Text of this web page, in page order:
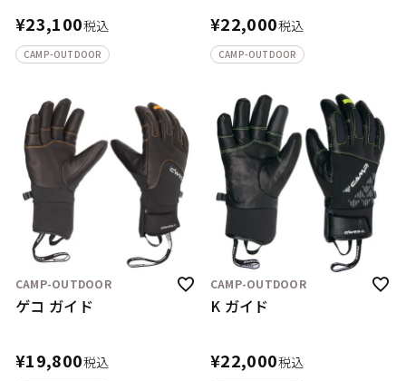
¥23,100税込
CAMP-OUTDOOR
¥22,000税込
CAMP-OUTDOOR
CAMP-OUTDOOR
ゲコ ガイド
¥19,800税込
CAMP-OUTDOOR
K ガイド
¥22,000税込